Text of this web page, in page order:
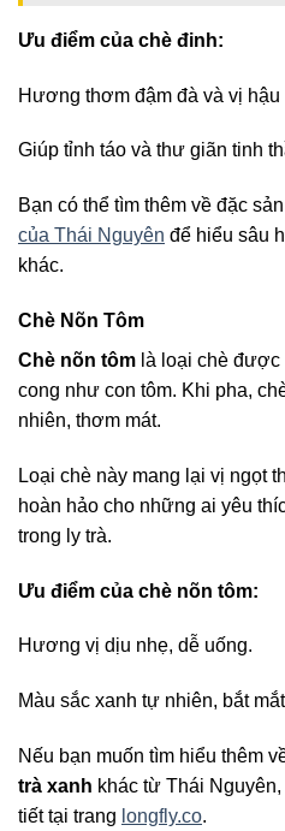
Ưu điểm của chè đinh:
Hương thơm đậm đà và vị hậu
Giúp tỉnh táo và thư giãn tinh
Bạn có thể tìm thêm về đặc
của Thái Nguyên để hiểu sâu
khác.
Chè Nõn Tôm
Chè nõn tôm là loại chè
cong như con tôm. Khi pha,
nhiên, thơm mát.
Loại chè này mang lại vị ngọt
hoàn hảo cho những ai yêu
trong ly trà.
Ưu điểm của chè nõn tôm:
Hương vị dịu nhẹ, dễ uống.
Màu sắc xanh tự nhiên, bắt
Nếu bạn muốn tìm hiểu thêm
trà xanh khác từ Thái
tiết tại trang longfly.co.